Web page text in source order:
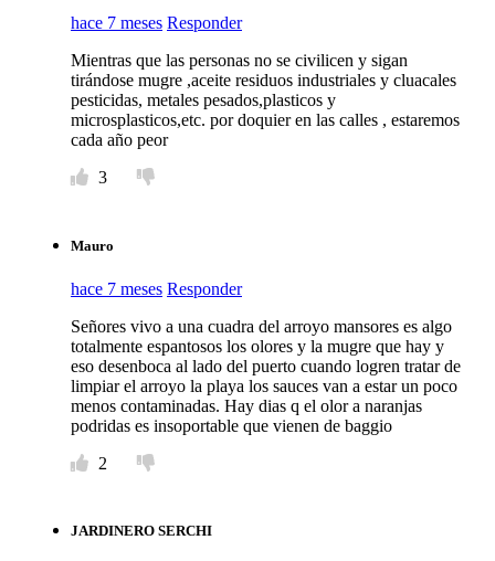
hace 7 meses Responder
Mientras que las personas no se civilicen y sigan
tirándose mugre ,aceite residuos industriales y cluacales
pesticidas, metales pesados,plasticos y
microsplasticos,etc. por doquier en las calles , estaremos
cada año peor
3
Mauro
hace 7 meses Responder
Señores vivo a una cuadra del arroyo mansores es algo
totalmente espantosos los olores y la mugre que hay y
eso desenboca al lado del puerto cuando logren tratar de
limpiar el arroyo la playa los sauces van a estar un poco
menos contaminadas. Hay dias q el olor a naranjas
podridas es insoportable que vienen de baggio
2
JARDINERO SERCHI